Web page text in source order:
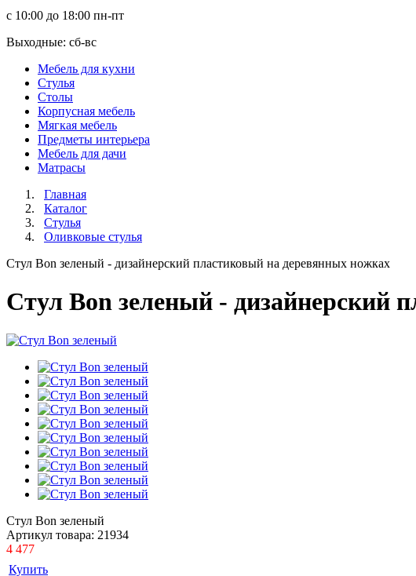
с 10:00 до 18:00 пн-пт
Выходные: сб-вc
Мебель для кухни
Стулья
Столы
Корпусная мебель
Мягкая мебель
Предметы интерьера
Мебель для дачи
Матраcы
Главная
Каталог
Стулья
Оливковые стулья
Стул Bon зеленый - дизайнерский пластиковый на деревянных ножках
Стул Bon зеленый - дизайнерский
Стул Bon зеленый
Артикул товара: 21934
4 477
Купить